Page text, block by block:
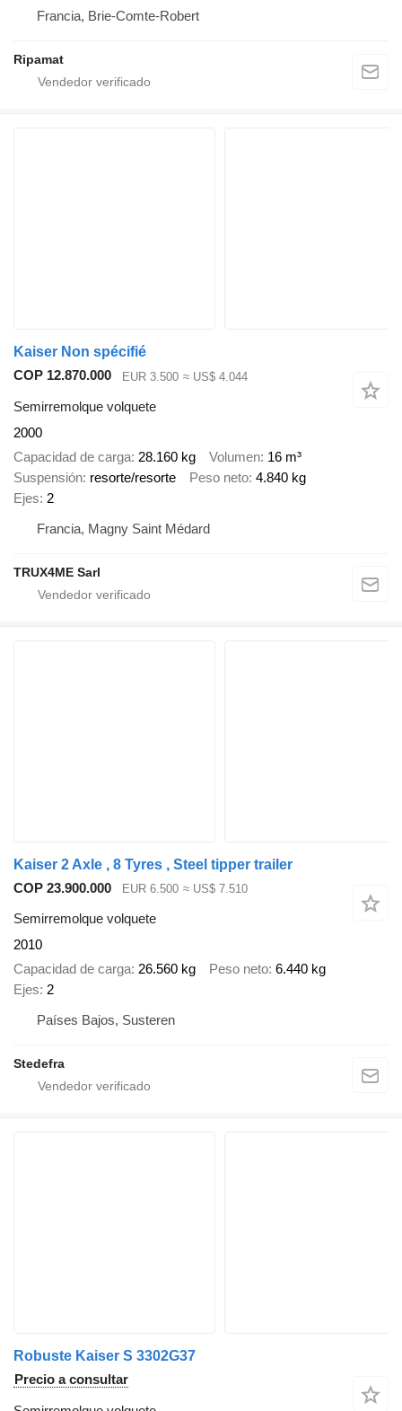
Francia, Brie-Comte-Robert
Ripamat
Kaiser Non spécifié
COP 12.870.000
EUR 3.500 ≈ US$ 4.044
Semirremolque volquete
2000
Capacidad de carga 28.160 kg Volumen 16 m³
Suspensión resorte/resorte Peso neto 4.840 kg
Ejes 2
Francia, Magny Saint Médard
TRUX4ME Sarl
Kaiser 2 Axle , 8 Tyres , Steel tipper trailer
COP 23.900.000
EUR 6.500 ≈ US$ 7.510
Semirremolque volquete
2010
Capacidad de carga 26.560 kg Peso neto 6.440 kg
Ejes 2
Países Bajos, Susteren
Stedefra
Robuste Kaiser S 3302G37
Precio a consultar